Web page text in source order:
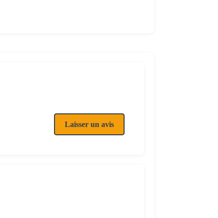
Laisser un avis